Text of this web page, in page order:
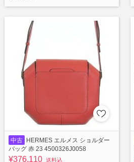
中古
HERMES エルメス ショルダー
バッグ 赤 23 4500326J0058
¥376,110 送料込